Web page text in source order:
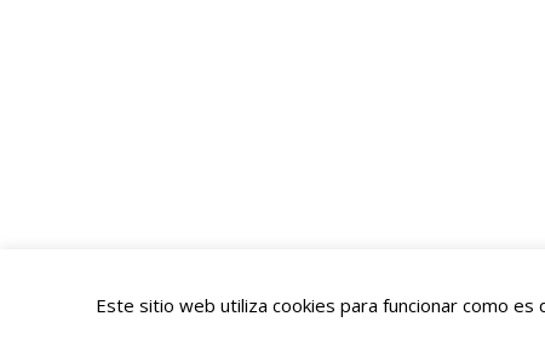
Este sitio web utiliza cookies para funcionar como es